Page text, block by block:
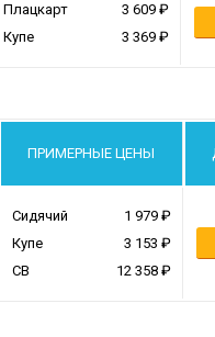
Плацкарт
3 609
Купе
3 369
ПРИМЕРНЫЕ ЦЕНЫ
Сидячий
1 979
Купе
3 153
СВ
12 358